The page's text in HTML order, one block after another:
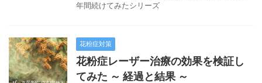
年間続けてみたシリーズ
花粉症対策
花粉症レーザー治療の効果を検証し
てみた ～ 経過と結果 ～